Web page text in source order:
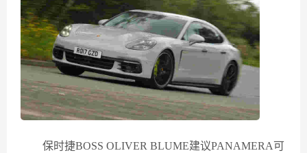
保时捷BOSS OLIVER BLUME建议PANAMERA可